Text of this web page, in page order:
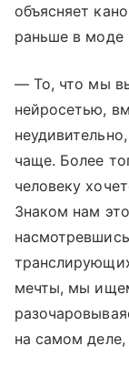
объясняет
раньше в моде
— То, что мы
нейросетью,
чаще. Более
человеку
Знаком нам
мечты, мы
на самом